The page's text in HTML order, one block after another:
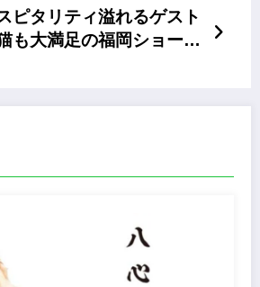
ピタリティ溢れるゲスト
も大満足の福岡ショー旅